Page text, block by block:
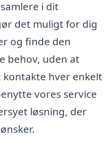
i dit
det muligt for dig
og finde den
behov, uden at
hver enkelt
vores service
løsning, der